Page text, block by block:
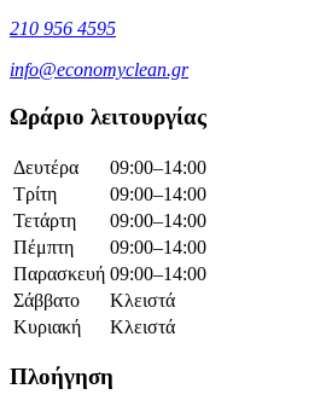
210 956 4595
info@economyclean.gr
Ωράριο λειτουργίας
Δευτέρα
09:00–14:00
Τρίτη
09:00–14:00
Τετάρτη
09:00–14:00
Πέμπτη
09:00–14:00
Παρασκευή 09:00–14:00
Σάββατο
Κλειστά
Κυριακή
Κλειστά
Πλοήγηση